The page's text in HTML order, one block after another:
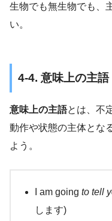
生物でも無生物でも、
い。
4-4. 意味上の主語
意味上の主語とは、不
動作や状態の主体とな
よう。
I am going to tell
します)